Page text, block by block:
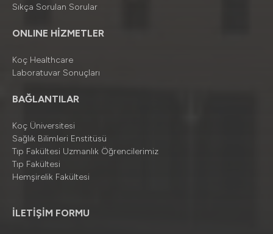
Sıkça Sorulan Sorular
ONLINE HİZMETLER
Koç Healthcare
Laboratuvar Sonuçları
BAĞLANTILAR
Koç Üniversitesi
Sağlık Bilimleri Enstitüsü
Tıp Fakültesi Uzmanlık Öğrencilerimiz
Tıp Fakültesi
Hemşirelik Fakültesi
İLETİŞİM FORMU